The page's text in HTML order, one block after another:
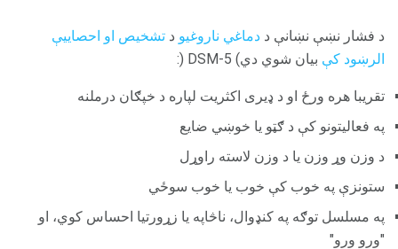
د فشار نښې نښانې د دماغي ناروغیو د تشخیص او احصاييې
الرښود کې بیان شوي دي) DSM-5 (:
تقريبا هره ورځ او د ډیری اکثریت لپاره د خپګان درملنه
په فعالیتونو کې د ګټو یا خوښي ضایع
د وزن وړ وزن یا د وزن لاسته راوړل
ستونزې په خوب کې خوب یا خوب سوځي
په مسلسل توګه په کنډوال، ناڅاپه یا زړورتیا احساس کوي، او
"ورو ورو"